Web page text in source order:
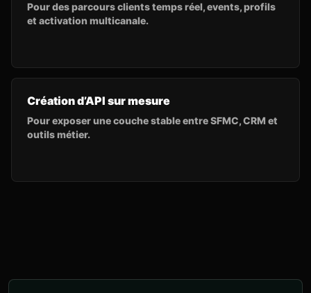
Pour des parcours clients temps réel, events, profils
et activation multicanale.
Création d’API sur mesure
Pour exposer une couche stable entre SFMC, CRM et
outils métier.